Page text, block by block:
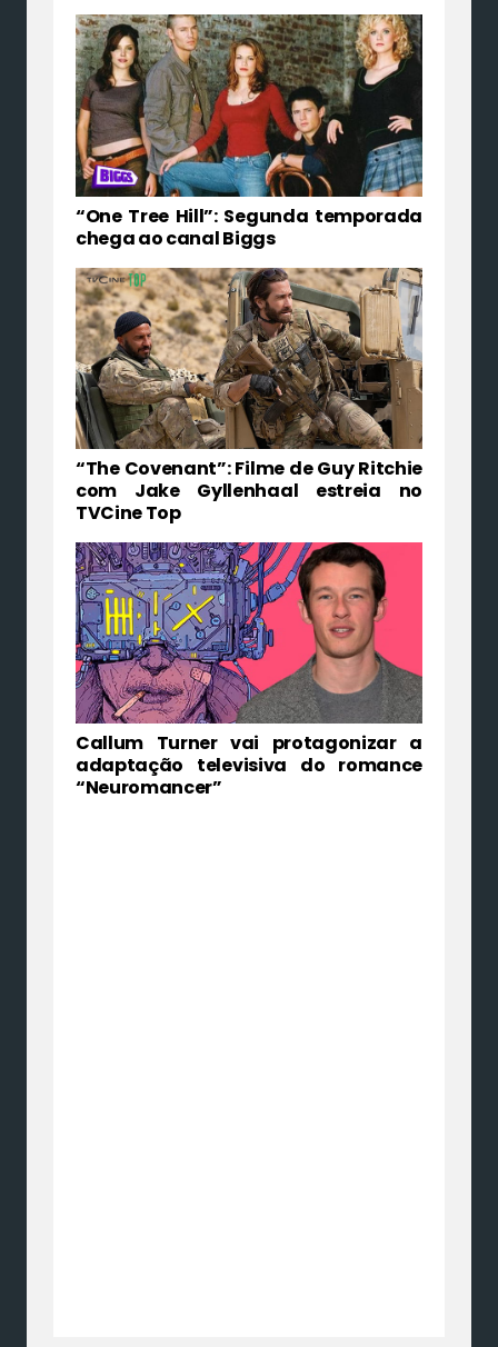
“One Tree Hill”: Segunda temporada
chega ao canal Biggs
“The Covenant”: Filme de Guy Ritchie
com Jake Gyllenhaal estreia no
TVCine Top
Callum Turner vai protagonizar a
adaptação televisiva do romance
“Neuromancer”